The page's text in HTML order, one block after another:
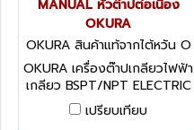
MANUAL หัวต๊าปต่อเนื่อง
OKURA
OKURA สินค้าแท้จากไต้หวัน O
K-KT-201 (REX TYPE)
OKURA เครื่องต๊าปเกลียวไฟฟ้า
เกลียว BSPT/NPT ELECTRIC
THREADING MACHINE อะไหล่
พร้อม
เปรียบเทียบ